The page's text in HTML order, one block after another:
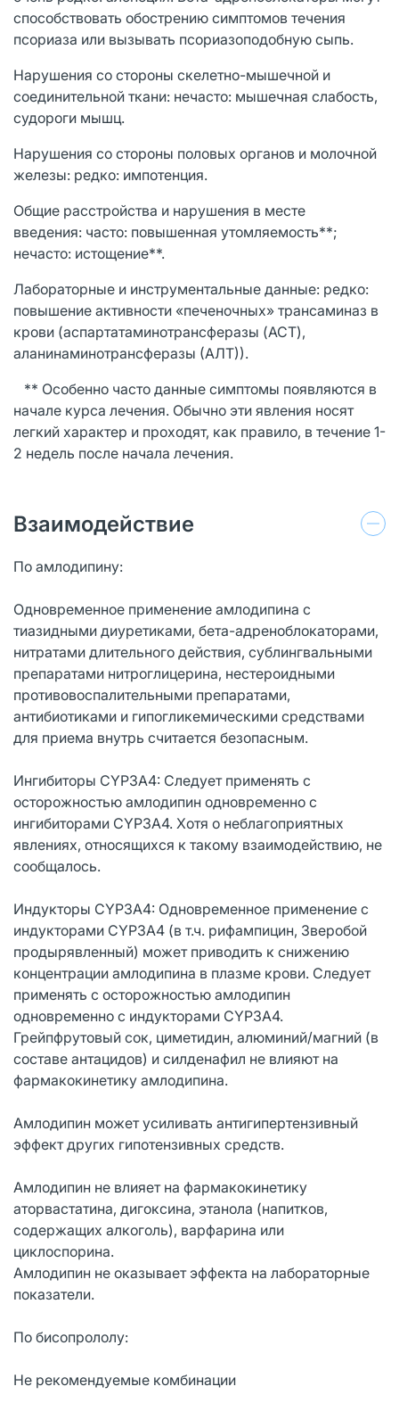
способствовать обострению симптомов течения
псориаза или вызывать псориазоподобную сыпь.
Нарушения со стороны скелетно-мышечной и
соединительной ткани: нечасто: мышечная слабость,
судороги мышц.
Нарушения со стороны половых органов и молочной
железы: редко: импотенция.
Общие расстройства и нарушения в месте
введения: часто: повышенная утомляемость**;
нечасто: истощение**.
Лабораторные и инструментальные данные: редко:
повышение активности «печеночных» трансаминаз в
крови (аспартатаминотрансферазы (ACT),
аланинаминотрансферазы (АЛТ)).
** Особенно часто данные симптомы появляются в
начале курса лечения. Обычно эти явления носят
легкий характер и проходят, как правило, в течение 1-
2 недель после начала лечения.
Взаимодействие
По амлодипину:
Одновременное применение амлодипина с
тиазидными диуретиками, бета-адреноблокаторами,
нитратами длительного действия, сублингвальными
препаратами нитроглицерина, нестероидными
противовоспалительными препаратами,
антибиотиками и гипогликемическими средствами
для приема внутрь считается безопасным.
Ингибиторы CYP3A4: Следует применять с
осторожностью амлодипин одновременно с
ингибиторами CYP3A4. Хотя о неблагоприятных
явлениях, относящихся к такому взаимодействию, не
сообщалось.
Индукторы CYP3A4: Одновременное применение с
индукторами CYP3A4 (в т.ч. рифампицин, Зверобой
продырявленный) может приводить к снижению
концентрации амлодипина в плазме крови. Следует
применять с осторожностью амлодипин
одновременно с индукторами CYP3A4.
Грейпфрутовый сок, циметидин, алюминий/магний (в
составе антацидов) и силденафил не влияют на
фармакокинетику амлодипина.
Амлодипин может усиливать антигипертензивный
эффект других гипотензивных средств.
Амлодипин не влияет на фармакокинетику
аторвастатина, дигоксина, этанола (напитков,
содержащих алкоголь), варфарина или
циклоспорина.
Амлодипин не оказывает эффекта на лабораторные
показатели.
По бисопрололу:
Не рекомендуемые комбинации